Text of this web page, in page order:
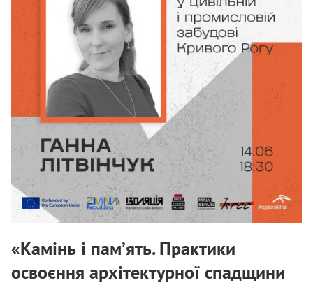
«Камінь і пам’ять. Практики
освоєння архітектурної спадщини